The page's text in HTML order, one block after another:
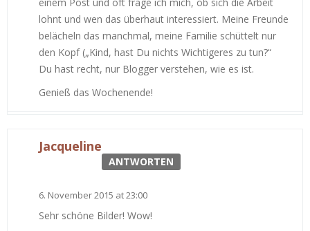
lohnt und wen das überhaut interessiert. Meine Freunde
belächeln das manchmal, meine Familie schüttelt nur
den Kopf („Kind, hast Du nichts Wichtigeres zu tun?“
Du hast recht, nur Blogger verstehen, wie es ist.
Genieß das Wochenende!
Jacqueline
ANTWORTEN
6. November 2015 at 23:00
Sehr schöne Bilder! Wow!